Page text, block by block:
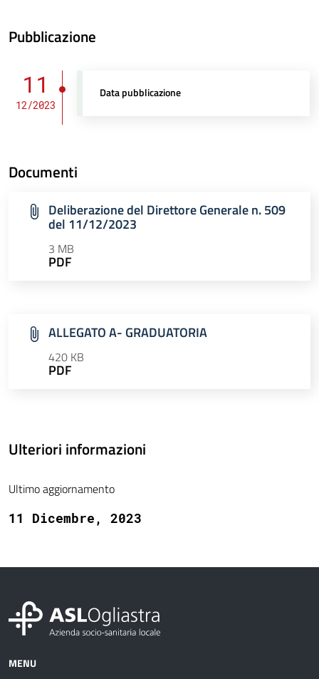
Pubblicazione
11
12/2023
Data pubblicazione
Documenti
Deliberazione del Direttore Generale n. 509
del 11/12/2023
3 MB
PDF
ALLEGATO A- GRADUATORIA
420 KB
PDF
Ulteriori informazioni
Ultimo aggiornamento
11 Dicembre, 2023
MENU